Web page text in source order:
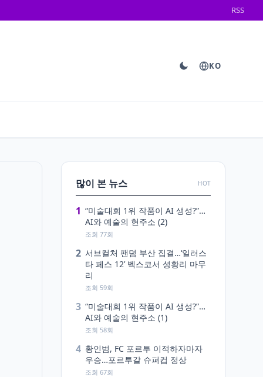
RSS
KO
많이 본 뉴스 HOT
1 “미술대회 1위 작품이 AI 생성?”…
AI와 예술의 현주소 (2)
조회 77회
2 서브컬처 팬덤 부산 집결…‘일러스
타 페스 12’ 벡스코서 성황리 마무
리
조회 59회
3 “미술대회 1위 작품이 AI 생성?”…
AI와 예술의 현주소 (1)
조회 58회
4 황인범, FC 포르투 이적하자마자
우승…포르투갈 슈퍼컵 정상
조회 67회